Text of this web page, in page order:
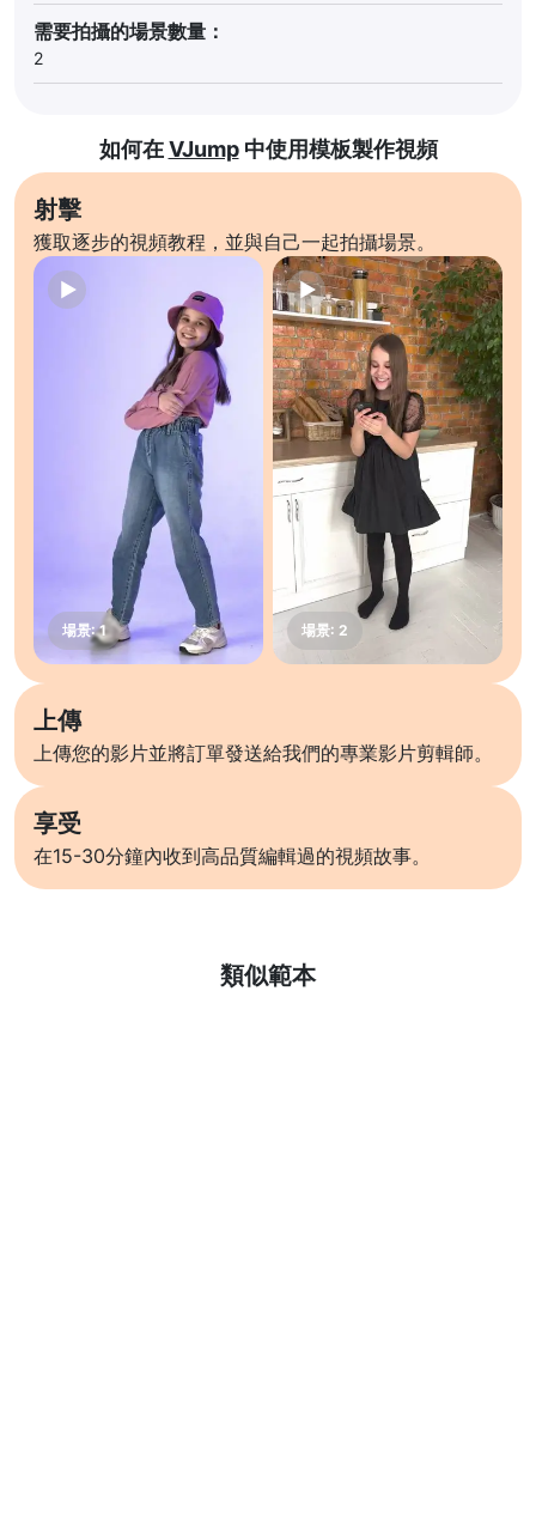
需要拍攝的場景數量：
2
如何在VJump中使用模板製作視頻
射擊
獲取逐步的視頻教程，並與自己一起拍攝場景。
上傳
上傳您的影片並將訂單發送給我們的專業影片剪輯師。
享受
在15-30分鐘內收到高品質編輯過的視頻故事。
類似範本
了解更多